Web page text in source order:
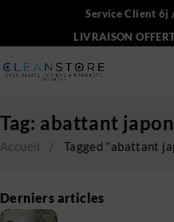
Service Client 6j
LIVRAISON
Tag: abattant
Accueil / Tagged "abattant
Derniers articles